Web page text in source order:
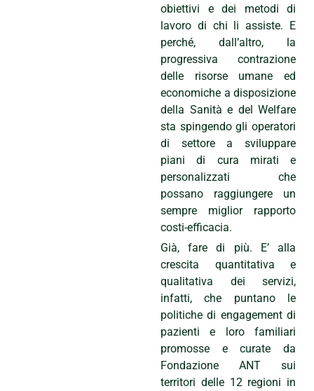
obiettivi e dei metodi di
lavoro di chi li assiste. E
perché, dall’altro, la
progressiva contrazione
delle risorse umane ed
economiche a disposizione
della Sanità e del Welfare
sta spingendo gli operatori
di settore a sviluppare
piani di cura mirati e
personalizzati che
possano raggiungere un
sempre miglior rapporto
costi-efficacia.
Già, fare di più. E’ alla
crescita quantitativa e
qualitativa dei servizi,
infatti, che puntano le
politiche di engagement di
pazienti e loro familiari
promosse e curate da
Fondazione ANT sui
territori delle 12 regioni in